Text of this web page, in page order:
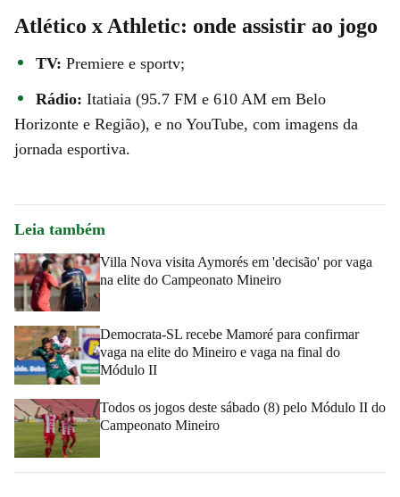
Atlético x Athletic: onde assistir ao jogo
TV: Premiere e sportv;
Rádio: Itatiaia (95.7 FM e 610 AM em Belo
Horizonte e Região), e no YouTube, com imagens da
jornada esportiva.
Leia também
Villa Nova visita Aymorés em 'decisão' por vaga
na elite do Campeonato Mineiro
Democrata-SL recebe Mamoré para confirmar
vaga na elite do Mineiro e vaga na final do
Módulo II
Todos os jogos deste sábado (8) pelo Módulo II do
Campeonato Mineiro